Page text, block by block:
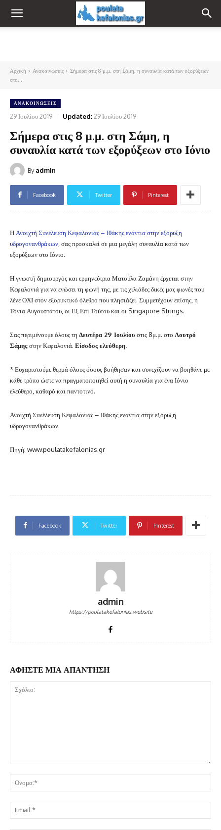
Αρχική Ανακοινώσεις
Σήμερα στις 8 μ.μ. στη Σάμη, η συναυλία κατά των εξορύξεων
στο...
ΑΝΑΚΟΙΝΏΣΕΙΣ
29 Ιουλίου 2019 Updated:29 Ιουλίου 2019
Σήμερα στις 8 μ.μ. στη Σάμη, η
συναυλία κατά των εξορύξεων στο Ιόνιο
By admin
Facebook Twitter Pinterest
Η Ανοιχτή Συνέλευση Κεφαλονιάς – Ιθάκης ενάντια στην εξόρυξη
υδρογονανθράκων , σας προσκαλεί σε μια μεγάλη συναυλία κατά των
εξορύξεων στο Ιόνιο.
Η γνωστή δημιουργός και ερμηνεύτρια Ματούλα Ζαμάνη έρχεται στην
Κεφαλονιά για να ενώσει τη φωνή της, με τις χιλιάδες δικές μας φωνές που
λένε ΟΧΙ στον εξορυκτικό όλεθρο που πλησιάζει. Συμμετέχουν επίσης, η
Τόνια Αυγουστάτου, οι Εξ Επι Τούτου και οι Singapore Strings.
Σας περιμένουμε όλους τη Δευτέρα 29 Ιουλίουστις 8μ.μ. στο Λουτρό
Σάμηςστην Κεφαλονιά. Είσοδος ελεύθερη.
* Ευχαριστούμε θερμά όλους όσους βοήθησαν και συνεχίζουν να βοηθάνε με
κάθε τρόπο ώστε να πραγματοποιηθεί αυτή η συναυλία για ένα Ιόνιο
ελεύθερο, καθαρό και παντοτινό.
Ανοιχτή Συνέλευση Κεφαλονιάς – Ιθάκης ενάντια στην εξόρυξη
υδρογονανθράκων.
Πηγή: www.poulatakefalonias.gr
Facebook Twitter Pinterest
admin
https://poulatakefalonias.website
ΑΦΗΣΤΕ ΜΙΑ ΑΠΑΝΤΗΣΗ